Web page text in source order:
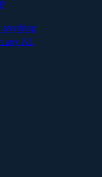
anything
any AI.